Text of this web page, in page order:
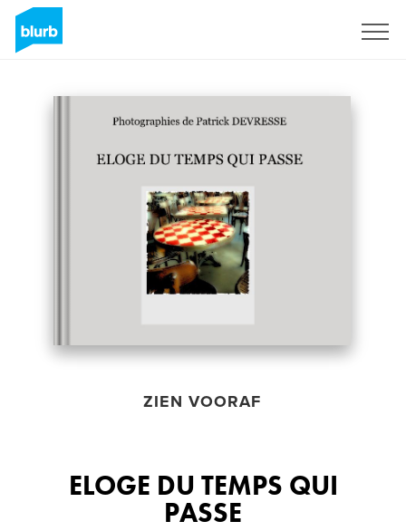
ZIEN VOORAF
ELOGE DU TEMPS QUI
PASSE